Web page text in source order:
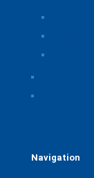
Navigation